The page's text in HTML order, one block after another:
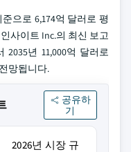
으로 6,174억 달러로 평
사이트 Inc.의 최신 보고
2035년 11,000억 달러로
망됩니다.
공유하
기
2026년 시장 규